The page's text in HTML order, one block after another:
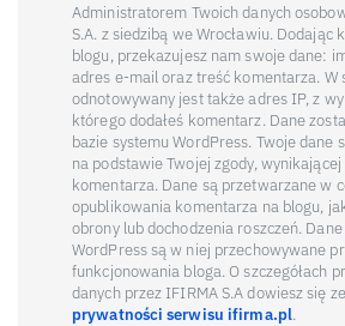
Administratorem Twoich danych
S.A. z siedzibą we Wrocławiu. Dodając
blogu, przekazujesz nam swoje dane:
adres e-mail oraz treść komentarza. W
odnotowywany jest także adres IP, z
którego dodałeś komentarz. Dane
bazie systemu WordPress. Twoje dane
na podstawie Twojej zgody,
komentarza. Dane są przetwarzane w
opublikowania komentarza na blogu,
obrony lub dochodzenia roszczeń.
WordPress są w niej przechowywane
funkcjonowania bloga. O szczegółach
danych przez IFIRMA S.A dowiesz się
prywatności serwisu ifirma.pl.